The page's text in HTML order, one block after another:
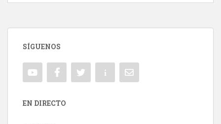
SÍGUENOS
EN DIRECTO